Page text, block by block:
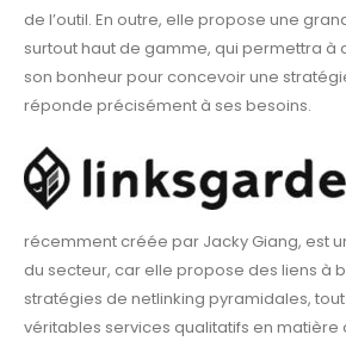
de l’outil. En outre, elle propose une
surtout haut de gamme, qui permettra à
son bonheur pour concevoir une
réponde précisément à ses besoins.
récemment créée par Jacky Giang, est
du secteur, car elle propose des liens à
stratégies de netlinking pyramidales,
véritables services qualitatifs en matière